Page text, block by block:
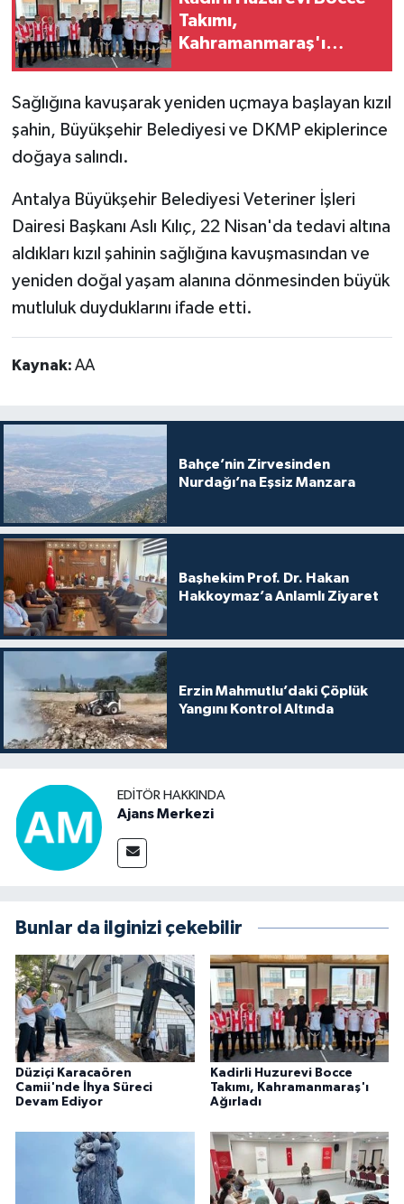
Takımı,
Kahramanmaraş'ı
Sağlığına kavuşarak yeniden uçmaya başlayan kızıl
şahin, Büyükşehir Belediyesi ve DKMP ekiplerince
doğaya salındı.
Antalya Büyükşehir Belediyesi Veteriner İşleri
Dairesi Başkanı Aslı Kılıç, 22 Nisan'da tedavi altına
aldıkları kızıl şahinin sağlığına kavuşmasından ve
yeniden doğal yaşam alanına dönmesinden büyük
mutluluk duyduklarını ifade etti.​​​​​​​
Kaynak: AA
Bahçe’nin Zirvesinden
Nurdağı’na Eşsiz Manzara
Başhekim Prof. Dr. Hakan
Hakkoymaz’a Anlamlı Ziyaret
Erzin Mahmutlu’daki Çöplük
Yangını Kontrol Altında
EDITÖR HAKKINDA
Ajans Merkezi
Bunlar da ilginizi çekebilir
Düziçi Karacaören
Camii'nde İhya Süreci
Devam Ediyor
Kadirli Huzurevi Bocce
Takımı, Kahramanmaraş'ı
Ağırladı